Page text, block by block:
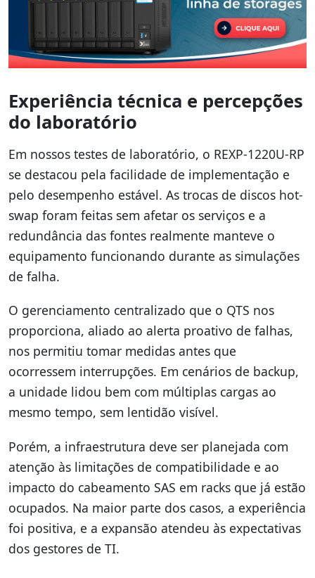
Experiência técnica e percepções
do laboratório
Em nossos testes de laboratório, o REXP-1220U-RP
se destacou pela facilidade de implementação e
pelo desempenho estável. As trocas de discos hot-
swap foram feitas sem afetar os serviços e a
redundância das fontes realmente manteve o
equipamento funcionando durante as simulações
de falha.
O gerenciamento centralizado que o QTS nos
proporciona, aliado ao alerta proativo de falhas,
nos permitiu tomar medidas antes que
ocorressem interrupções. Em cenários de backup,
a unidade lidou bem com múltiplas cargas ao
mesmo tempo, sem lentidão visível.
Porém, a infraestrutura deve ser planejada com
atenção às limitações de compatibilidade e ao
impacto do cabeamento SAS em racks que já estão
ocupados. Na maior parte dos casos, a experiência
foi positiva, e a expansão atendeu às expectativas
dos gestores de TI.